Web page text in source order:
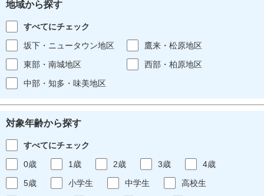
地域から探す
すべてにチェック
坂下・ニュータウン地区
鷹来・松原地区
東部・南城地区
西部・柏原地区
中部・知多・味美地区
対象年齢から探す
すべてにチェック
0歳
1歳 2歳 3歳
4歳
5歳
小学生 中学生
高校生